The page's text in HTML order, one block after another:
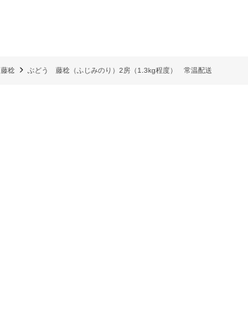
藤稔 ぶどう 藤稔（ふじみのり）2房（1.3kg程度） 常温配送